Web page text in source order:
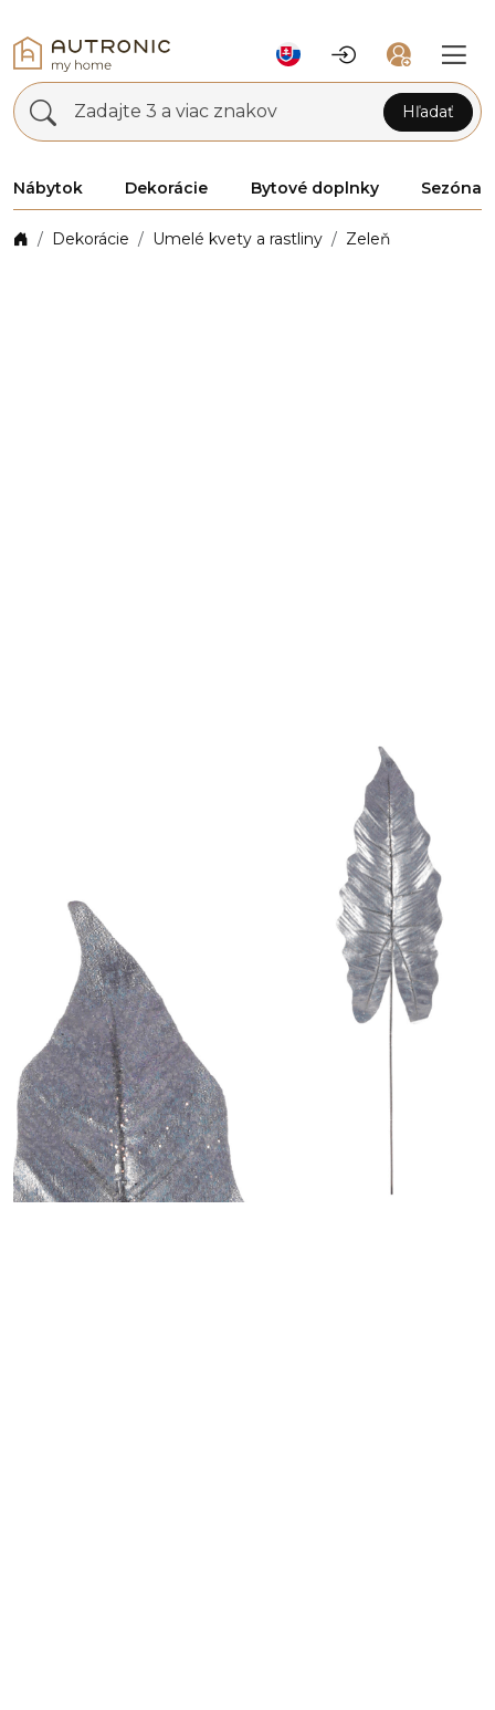
Zadajte 3 a viac znakov Hľadať
Nábytok Dekorácie Bytové doplnky Sezóna
Dekorácie Umelé kvety a rastliny Zeleň